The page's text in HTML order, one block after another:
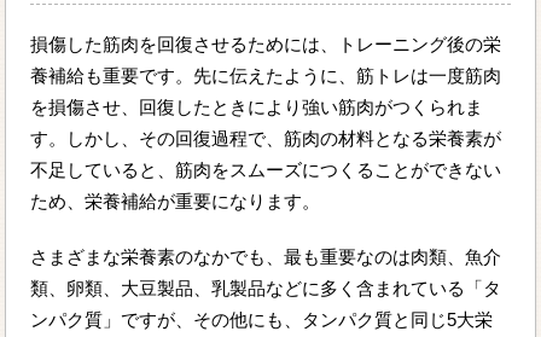
損傷した筋肉を回復させるためには、トレーニング後の栄
養補給も重要です。先に伝えたように、筋トレは一度筋肉
を損傷させ、回復したときにより強い筋肉がつくられま
す。しかし、その回復過程で、筋肉の材料となる栄養素が
不足していると、筋肉をスムーズにつくることができない
ため、栄養補給が重要になります。
さまざまな栄養素のなかでも、最も重要なのは肉類、魚介
類、卵類、大豆製品、乳製品などに多く含まれている「タ
ンパク質」ですが、その他にも、タンパク質と同じ5大栄